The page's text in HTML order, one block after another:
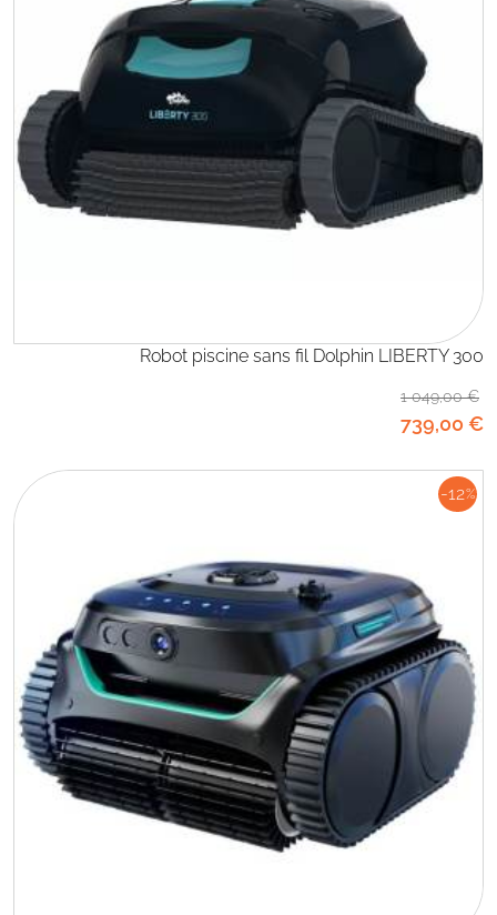
Robot piscine sans fil Dolphin LIBERTY 300
1 049,00€
739,00 €
-12%